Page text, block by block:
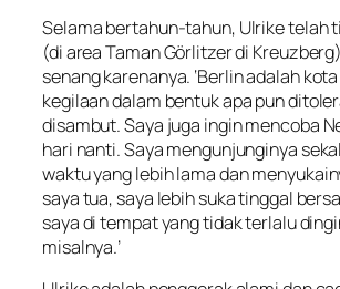
Selama bertahun-tahun, Ulrike telah
(di area Taman Görlitzer di
senang karenanya. ‘Berlin adalah
kegilaan dalam bentuk apa pun
disambut. Saya juga ingin mencoba
hari nanti. Saya mengunjunginya
waktu yang lebih lama dan
saya tua, saya lebih suka tinggal
saya di tempat yang tidak terlalu
misalnya.’